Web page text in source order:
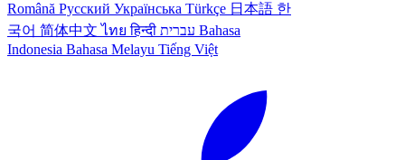
Română Русский Українська Türkçe 日本語 한
국어 简体中文ไทยहिन्दी
Bahasa
Indonesia Bahasa Melayu Tiếng Việt